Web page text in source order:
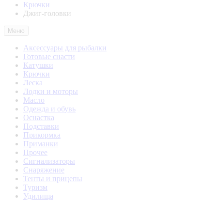
Крючки
Джиг-головки
Меню
Аксессуары для рыбалки
Готовые снасти
Катушки
Крючки
Леска
Лодки и моторы
Масло
Одежда и обувь
Оснастка
Подставки
Прикормка
Приманки
Прочее
Сигнализаторы
Снаряжение
Тенты и прицепы
Туризм
Удилища